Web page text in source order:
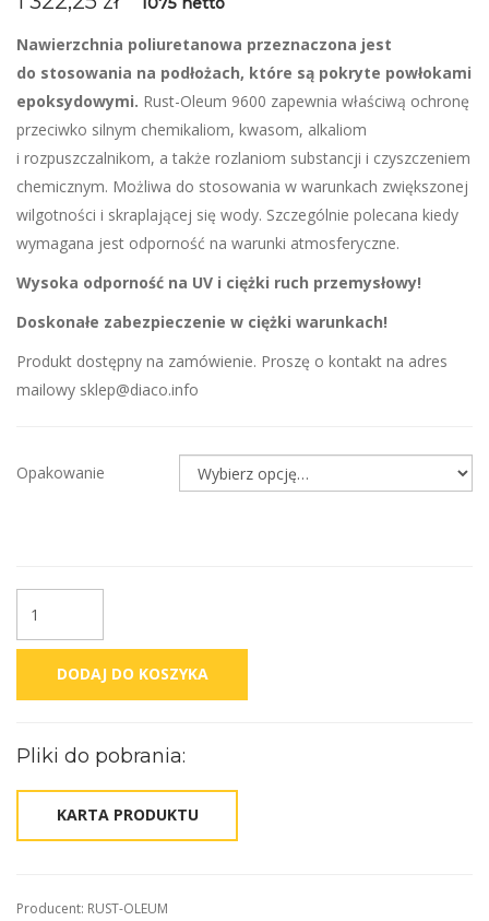
Nawierzchnia poliuretanowa przeznaczona jest
do stosowania na podłożach, które są pokryte powłokami
epoksydowymi. Rust-Oleum 9600 zapewnia właściwą ochronę
przeciwko silnym chemikaliom, kwasom, alkaliom
i rozpuszczalnikom, a także rozlaniom substancji i czyszczeniem
chemicznym. Możliwa do stosowania w warunkach zwiększonej
wilgotności i skraplającej się wody. Szczególnie polecana kiedy
wymagana jest odporność na warunki atmosferyczne.
Wysoka odporność na UV i ciężki ruch przemysłowy!
Doskonałe zabezpieczenie w ciężki warunkach!
Produkt dostępny na zamówienie. Proszę o kontakt na adres
mailowy sklep@diaco.info
Opakowanie
DODAJ DO KOSZYKA
Pliki do pobrania:
KARTA PRODUKTU
Producent: RUST-OLEUM